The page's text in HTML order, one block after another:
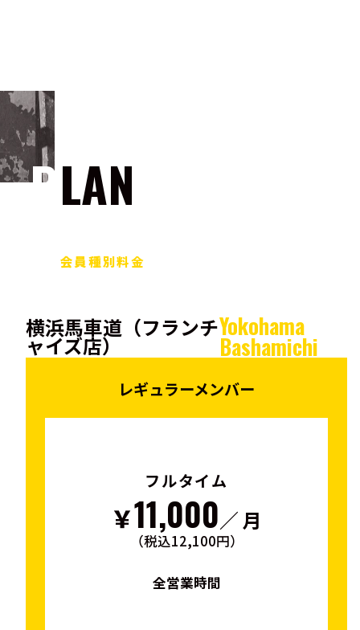
PLAN
会員種別料金
横浜馬車道（フランチ
ャイズ店）
Yokohama
Bashamichi
レギュラーメンバー
フルタイム
￥11,000／ 月
（税込12,100円）
全営業時間